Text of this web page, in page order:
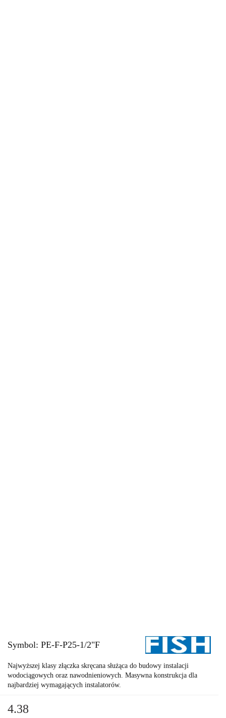
Symbol: PE-F-P25-1/2"F
Najwyższej klasy złączka skręcana służąca do budowy instalacji
wodociągowych oraz nawodnieniowych. Masywna konstrukcja dla
najbardziej wymagających instalatorów.
4.38